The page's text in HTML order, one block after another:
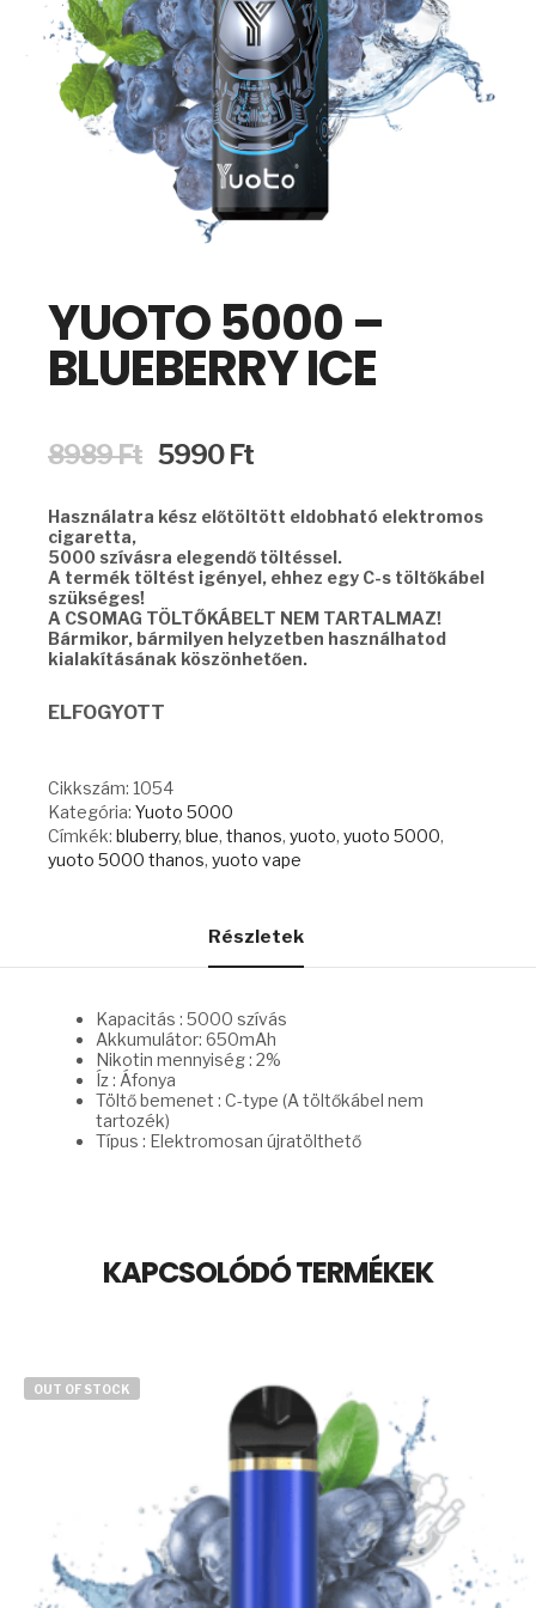
YUOTO 5000 –
BLUEBERRY ICE
8989Ft Original
8989 Ft.
5990 FtCurrent
5990 Ft.
Használatra kész előtöltött eldobható elektromos
cigaretta,
5000 szívásra elegendő töltéssel.
A termék töltést igényel, ehhez egy C-s töltőkábel
szükséges!
A CSOMAG TÖLTŐKÁBELT NEM TARTALMAZ!
Bármikor, bármilyen helyzetben használhatod
kialakításának köszönhetően.
ELFOGYOTT
Cikkszám: 1054
Kategória: Yuoto 5000
Címkék: bluberry, blue, thanos, yuoto, yuoto 5000,
yuoto 5000 thanos, yuoto vape
Részletek
Kapacitás : 5000 szívás
Akkumulátor: 650mAh
Nikotin mennyiség : 2%
Íz : Áfonya
Töltő bemenet : C-type (A töltőkábel nem
tartozék)
Típus : Elektromosan újratölthető
KAPCSOLÓDÓ TERMÉKEK
OUT OF STOCK